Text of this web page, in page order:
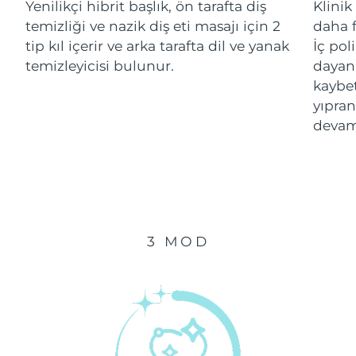
Yenilikçi hibrit başlık, ön tarafta diş
temizliği ve nazik diş eti masajı için 2
tip kıl içerir ve arka tarafta dil ve yanak
temizleyicisi bulunur.
Klinik
daha
İç
3 MOD
İsrail
Tahmini teslim tarihi
13/08/2026
Tahmini teslim tarihi
09/08/2026
Tahmini teslim tarihi
12/08/2026